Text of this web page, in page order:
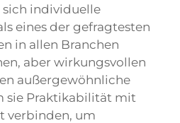
individuelle
eines der gefragtesten
in allen Branchen
aber wirkungsvollen
außergewöhnliche
sie Praktikabilität mit
verbinden, um